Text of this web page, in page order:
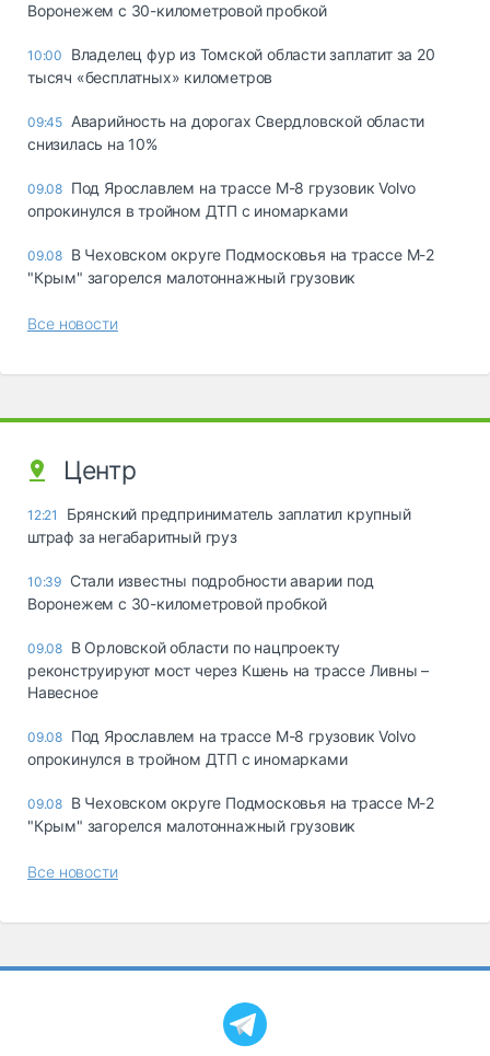
Воронежем с 30-километровой пробкой
10:00
Владелец фур из Томской области заплатит за 20
тысяч «бесплатных» километров
09:45 Аварийность на дорогах Свердловской области
снизилась на 10%
09.08 Под Ярославлем на трассе М-8 грузовик Volvo
опрокинулся в тройном ДТП с иномарками
09.08 В Чеховском округе Подмосковья на трассе М-2
"Крым" загорелся малотоннажный грузовик
Все новости
Центр
12:21
Брянский предприниматель заплатил крупный
штраф за негабаритный груз
10:39 Стали известны подробности аварии под
Воронежем с 30-километровой пробкой
09.08 В Орловской области по нацпроекту
реконструируют мост через Кшень на трассе Ливны –
Навесное
09.08 Под Ярославлем на трассе М-8 грузовик Volvo
опрокинулся в тройном ДТП с иномарками
09.08 В Чеховском округе Подмосковья на трассе М-2
"Крым" загорелся малотоннажный грузовик
Все новости